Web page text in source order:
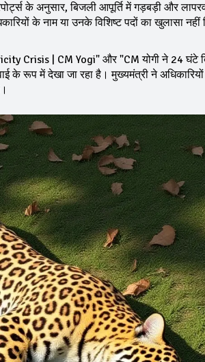
के अनुसार, बिजली आपूर्ति में गड़बड़ी और
के नाम या उनके विशिष्ट पदों का खुलासा
Crisis | CM Yogi" और "CM योगी ने 24 घंटे
के रूप में देखा जा रहा है। मुख्यमंत्री ने